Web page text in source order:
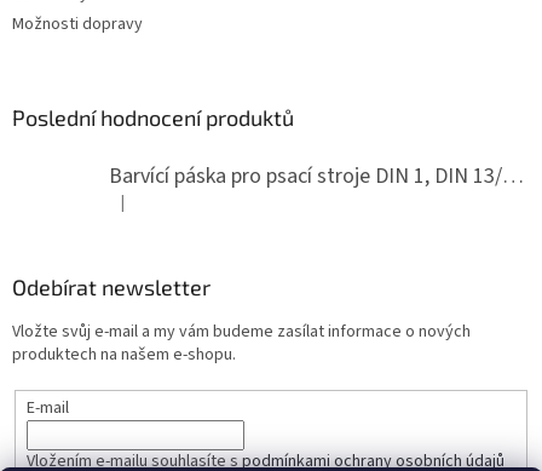
Možnosti dopravy
Poslední hodnocení produktů
Barvící páska pro psací stroje DIN 1, DIN 13/10, LAND, PA červenočerná
Hodnocení produktu je 5 z 5 hvězdiček.
|
Odebírat newsletter
Vložte svůj e-mail a my vám budeme zasílat informace o nových
produktech na našem e-shopu.
E-mail
Vložením e-mailu souhlasíte spodmínkami ochrany osobních údajů